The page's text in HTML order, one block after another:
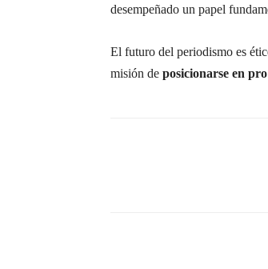
desempeñado un papel
El futuro del periodismo es
misión de posicionarse en